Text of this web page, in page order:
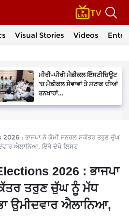
Visual Stories Videos
ਮੀਰੀ-ਪੀਰੀ ਮੈਡੀਕਲ ਇੰਸਟੀਚਿਊਟ
’ਚ ਮੈਡੀਕਲ ਸੇਵਾਵਾਂ ਤੇ ਸਟਾਫ਼ ਦੀਆਂ
ਤਨਖ਼ਾਹਾਂ...
2026 : ਭਾਜਪਾ ਨੇ ਕੌਮੀ ਜਨਰਲ ਸਕੱਤਰ ਤਰੁਣ ਚੁੱਘ
ਐਲਾਨਿਆ, ਇੱਥੇ ਦੇਖੋ ਲਿਸਟ
2026 : ਭਾਜਪਾ
ਤਰੁਣ ਚੁੱਘ ਨੂੰ ਮੱਧ
ਉਮੀਦਵਾਰ ਐਲਾਨਿਆ,